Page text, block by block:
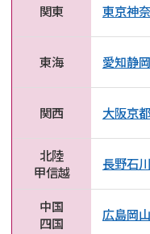
関東 東京神
東海 愛知静岡
関西 大阪京都
北陸
甲信越
長野石川
中国
四国
広島岡山